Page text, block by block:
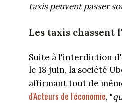
taxis peuvent passer
Les taxis chassent
Suite à l'interdiction
le 18 juin, la société
affirmant tout de
d'Acteurs de l'économie, "